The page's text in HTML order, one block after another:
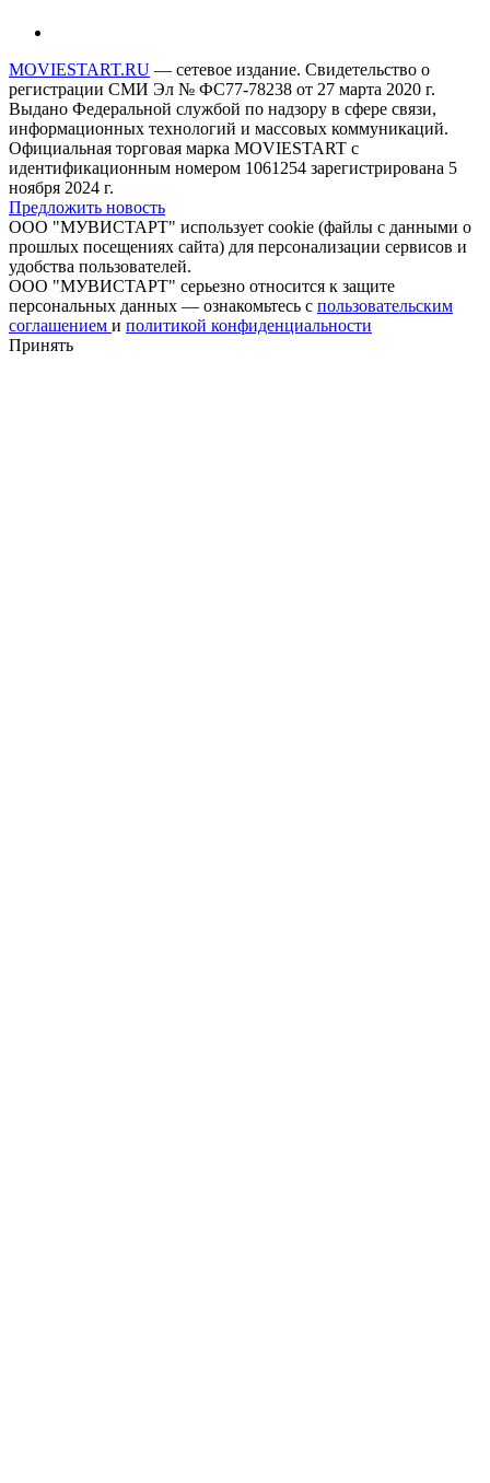
MOVIESTART.RU — сетевое издание. Свидетельство о
регистрации СМИ Эл № ФС77-78238 от 27 марта 2020 г.
Выдано Федеральной службой по надзору в сфере связи,
информационных технологий и массовых коммуникаций.
Официальная торговая марка MOVIESTART с
идентификационным номером 1061254 зарегистрирована 5
ноября 2024 г.
Предложить новость
ООО "МУВИСТАРТ" использует cookie (файлы с данными о
прошлых посещениях сайта) для персонализации сервисов и
удобства пользователей.
ООО "МУВИСТАРТ" серьезно относится к защите
персональных данных — ознакомьтесь с пользовательским
соглашением и политикой конфиденциальности
Принять